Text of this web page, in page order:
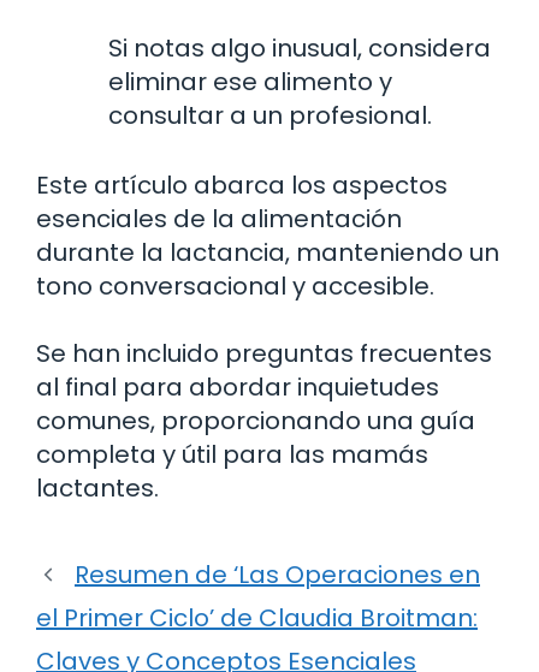
Si notas algo inusual, considera
eliminar ese alimento y
consultar a un profesional.
Este artículo abarca los aspectos
esenciales de la alimentación
durante la lactancia, manteniendo un
tono conversacional y accesible.
Se han incluido preguntas frecuentes
al final para abordar inquietudes
comunes, proporcionando una guía
completa y útil para las mamás
lactantes.
Resumen de ‘Las Operaciones en
el Primer Ciclo’ de Claudia Broitman:
Claves y Conceptos Esenciales